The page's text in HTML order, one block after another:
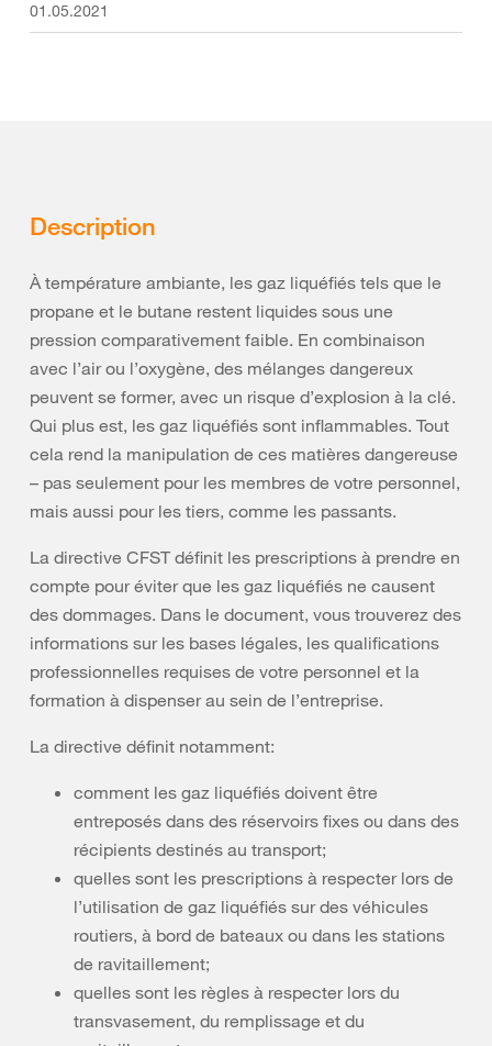
01.05.2021
Description
À température ambiante, les gaz liquéfiés tels que le
propane et le butane restent liquides sous une
pression comparativement faible. En combinaison
avec l’air ou l’oxygène, des mélanges dangereux
peuvent se former, avec un risque d’explosion à la clé.
Qui plus est, les gaz liquéfiés sont inflammables. Tout
cela rend la manipulation de ces matières dangereuse
– pas seulement pour les membres de votre personnel,
mais aussi pour les tiers, comme les passants.
La directive CFST définit les prescriptions à prendre en
compte pour éviter que les gaz liquéfiés ne causent
des dommages. Dans le document, vous trouverez des
informations sur les bases légales, les qualifications
professionnelles requises de votre personnel et la
formation à dispenser au sein de l’entreprise.
La directive définit notamment:
comment les gaz liquéfiés doivent être
entreposés dans des réservoirs fixes ou dans des
récipients destinés au transport;
quelles sont les prescriptions à respecter lors de
l’utilisation de gaz liquéfiés sur des véhicules
routiers, à bord de bateaux ou dans les stations
de ravitaillement;
quelles sont les règles à respecter lors du
transvasement, du remplissage et du